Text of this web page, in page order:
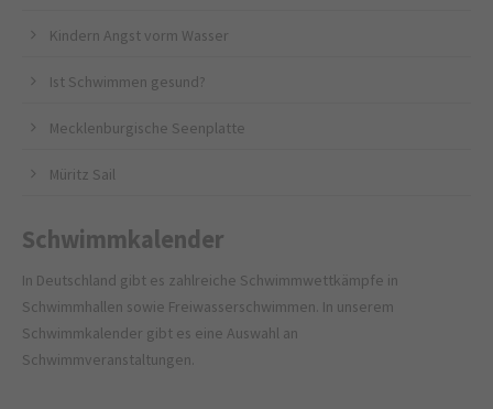
Kindern Angst vorm Wasser
Ist Schwimmen gesund?
Mecklenburgische Seenplatte
Müritz Sail
Schwimmkalender
In Deutschland gibt es zahlreiche Schwimmwettkämpfe in
Schwimmhallen sowie Freiwasserschwimmen. In unserem
Schwimmkalender gibt es eine Auswahl an
Schwimmveranstaltungen.